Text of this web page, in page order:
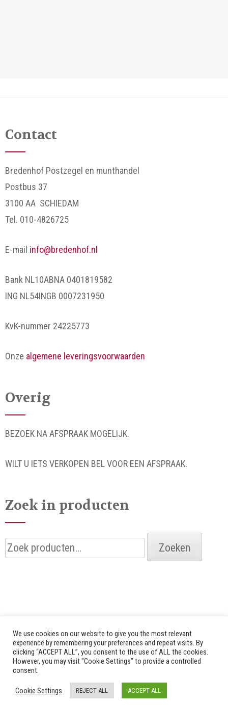
Contact
Bredenhof Postzegel en munthandel
Postbus 37
3100 AA SCHIEDAM
Tel. 010-4826725
E-mail info@bredenhof.nl
Bank NL10ABNA 0401819582
ING NL54INGB 0007231950
KvK-nummer 24225773
Onze algemene leveringsvoorwaarden
Overig
BEZOEK NA AFSPRAAK MOGELIJK.
WILT U IETS VERKOPEN BEL VOOR EEN AFSPRAAK.
Zoek in producten
Zoeken
naar:
Zoeken
© 2026 Alle rechten voorbehouden door Bredenhof |
We use cookies on our website to give you the most relevant
experience by remembering your preferences and repeat visits. By
clicking “ACCEPT ALL”, you consent to the use of ALL the cookies.
However, you may visit "Cookie Settings" to provide a controlled
consent.
Cookie Settings REJECT ALL ACCEPT ALL